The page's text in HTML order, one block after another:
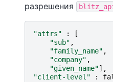
разрешения
"attrs" :
[
"sub" ,
"family_name" ,
"company" ,
"given_name"],
"client-level"
: